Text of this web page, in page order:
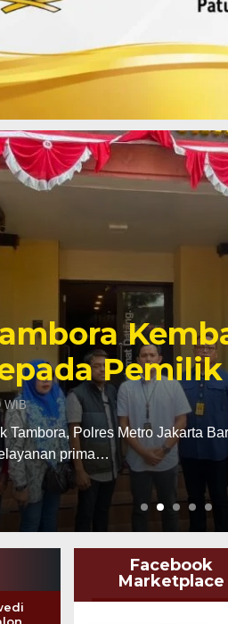
Timur
Pasir
Tambang
WIB
langkah awal untuk
pemodalnya.”
Facebook
Marketplace